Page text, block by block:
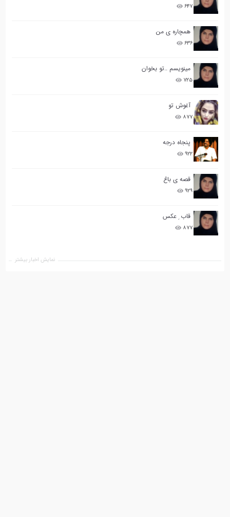
۶۴۷
همچاره ی من
۶۳۶
مینویسم ..تو بخوان
۷۲۵
آغوش تو
۸۷۷
پنجاه درجه
۹۲۲
قصه ی باغ
۹۲۹
قاب ِ عکس
۸۷۷
نمایش اخبار بیشتر